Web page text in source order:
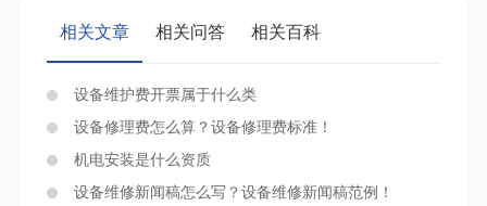
相关文章 相关问答 相关百科
设备维护费开票属于什么类
设备修理费怎么算？设备修理费标准！
机电安装是什么资质
设备维修新闻稿怎么写？设备维修新闻稿范例！